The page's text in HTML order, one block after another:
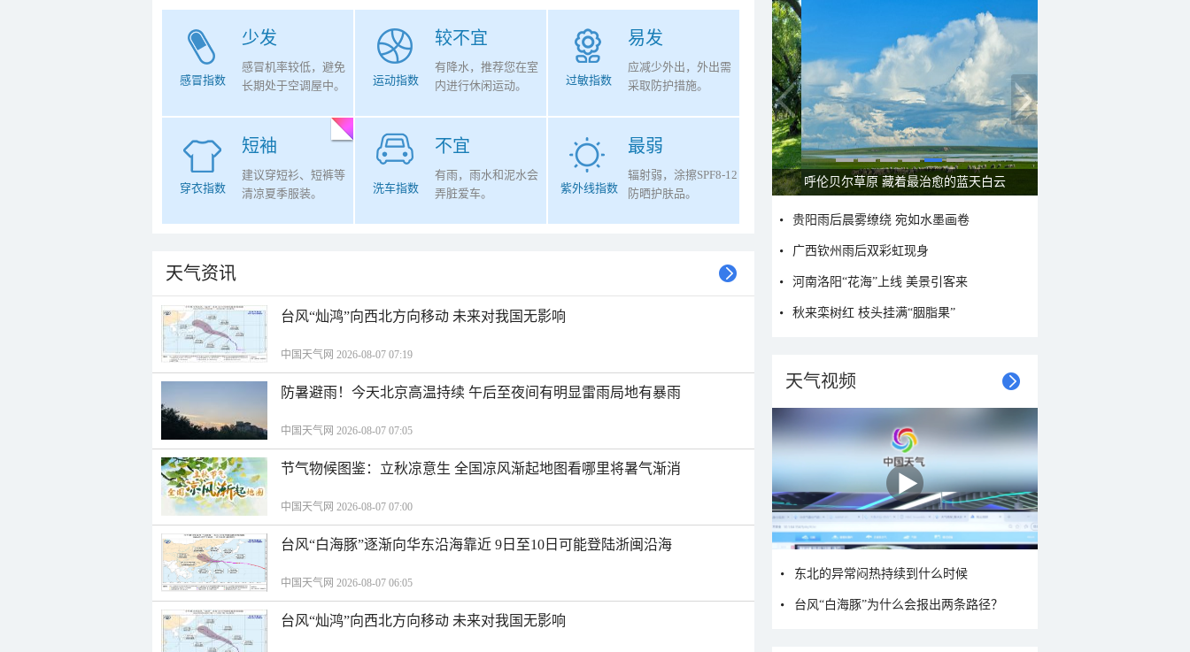
少发
感冒指数
感冒机率较低，避免
长期处于空调屋中。
较不宜
运动指数
有降水，推荐您在室
内进行休闲运动。
易发
过敏指数
应减少外出，外出需
采取防护措施。
短袖
穿衣指数
建议穿短衫、短裤等
清凉夏季服装。
不宜
洗车指数
有雨，雨水和泥水会
弄脏爱车。
最弱
紫外线指数
辐射弱，涂擦SPF8-12
防晒护肤品。
天气资讯
台风“灿鸿”向西北方向移动 未来对我国无影响
中国天气网 2026-08-07 07:19
防暑避雨！今天北京高温持续 午后至夜间有明显雷雨局地有暴雨
中国天气网 2026-08-07 07:05
节气物候图鉴：立秋凉意生 全国凉风渐起地图看哪里将暑气渐消
中国天气网 2026-08-07 07:00
台风“白海豚”逐渐向华东沿海靠近 9日至10日可能登陆浙闽沿海
中国天气网 2026-08-07 06:05
台风“灿鸿”向西北方向移动 未来对我国无影响
呼伦贝尔草原 藏着最治愈的蓝天白云
贵阳雨后晨雾缭绕 宛如水墨画卷
广西钦州雨后双彩虹现身
河南洛阳“花海”上线 美景引客来
秋来栾树红 枝头挂满“胭脂果”
天气视频
东北的异常闷热持续到什么时候
台风“白海豚”为什么会报出两条路径？